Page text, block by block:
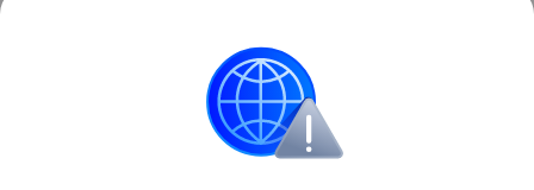
клавиатур